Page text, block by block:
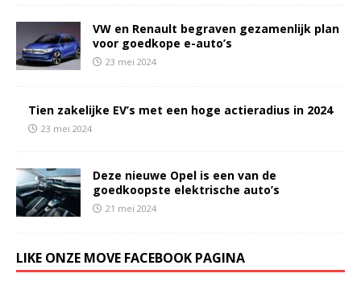
VW en Renault begraven gezamenlijk plan
voor goedkope e-auto’s
23 mei 2024
Tien zakelijke EV’s met een hoge actieradius in 2024
23 mei 2024
Deze nieuwe Opel is een van de
goedkoopste elektrische auto’s
21 mei 2024
LIKE ONZE MOVE FACEBOOK PAGINA